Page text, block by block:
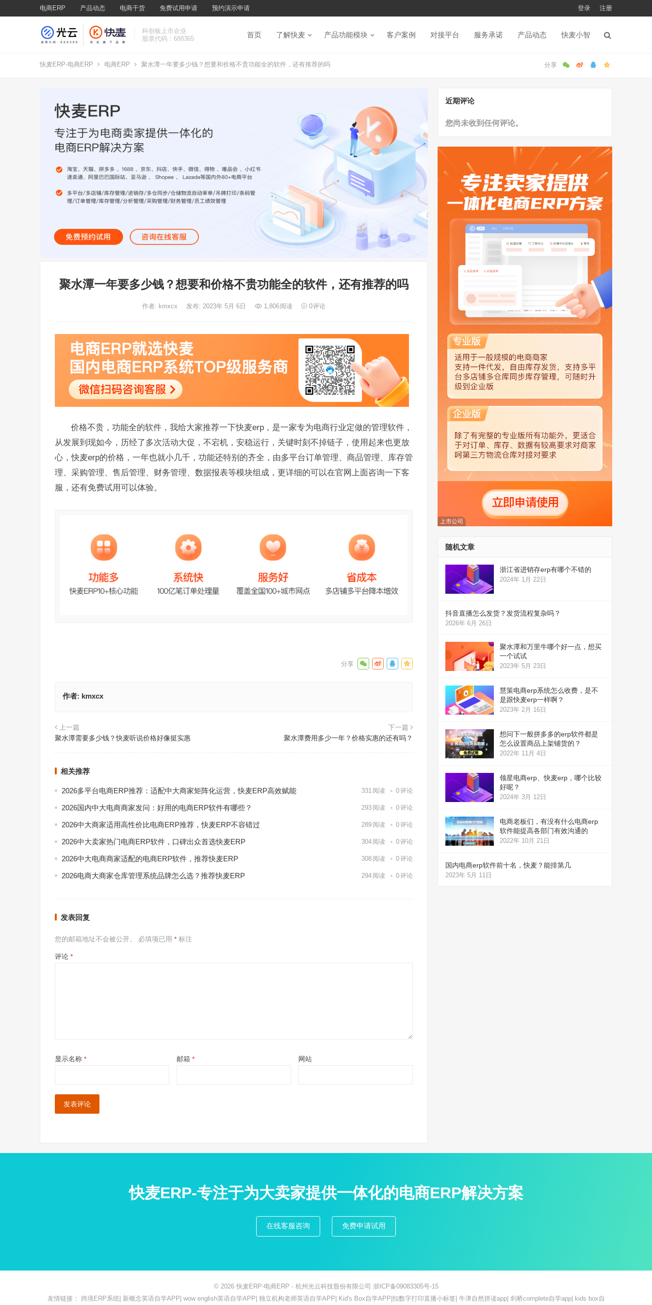
电商ERP 产品动态 电商干货 免费试用申请 预约演示申请 登录 注册
科创板上市企业
股票代码：688365
首页 了解快麦 产品功能模块 客户案例 对接平台 服务承诺 产品动态 快麦小智
快麦ERP-电商ERP 电商ERP 聚水潭一年要多少钱？想要和价格不贵功能全的软件，还有推荐的吗
聚水潭一年要多少钱？想要和价格不贵功能全的软件，还有推荐的吗
作者: kmxcx 发布: 2023年 5月 6日 1,806阅读 0评论
价格不贵，功能全的软件，我给大家推荐一下快麦erp，是一家专为电商行业定做的管理软件，
从发展到现如今，历经了多次活动大促，不宕机，安稳运行，关键时刻不掉链子，使用起来也更放
心，快麦erp的价格，一年也就小几千，功能还特别的齐全，由多平台订单管理、商品管理、库存管
理、采购管理、售后管理、财务管理、数据报表等模块组成，更详细的可以在官网上面咨询一下客
服，还有免费试用可以体验。
作者: kmxcx
上一篇
聚水潭需要多少钱？快麦听说价格好像挺实惠
下一篇
聚水潭费用多少一年？价格实惠的还有吗？
相关推荐
2026多平台电商ERP推荐：适配中大商家矩阵化运营，快麦ERP高效赋能 331 阅读 0评论
2026国内中大电商商家发问：好用的电商ERP软件有哪些？ 293 阅读 0评论
2026中大商家适用高性价比电商ERP推荐，快麦ERP不容错过 289 阅读 0评论
2026中大卖家热门电商ERP软件，口碑出众首选快麦ERP 304 阅读 0评论
2026中大电商商家适配的电商ERP软件，推荐快麦ERP 308 阅读 0评论
2026电商大商家仓库管理系统品牌怎么选？推荐快麦ERP 294 阅读 0评论
发表回复
您的邮箱地址不会被公开。 必填项已用 * 标注
评论 *
显示名称 * 邮箱 * 网站
近期评论
您尚未收到任何评论。
上市公司
随机文章
浙江省进销存erp有哪个不错的
2024年 1月 22日
抖音直播怎么发货？发货流程复杂吗？
2026年 6月 26日
聚水潭和万里牛哪个好一点，想买
一个试试
2023年 5月 23日
慧策电商erp系统怎么收费，是不
是跟快麦erp一样啊？
2023年 2月 16日
想问下一般拼多多的erp软件都是
怎么设置商品上架铺货的？
2022年 11月 4日
领星电商erp、快麦erp，哪个比较
好呢？
2024年 3月 12日
电商老板们，有没有什么电商erp
软件能提高各部门有效沟通的
2022年 10月 21日
国内电商erp软件前十名，快麦？能排第几
2023年 5月 11日
快麦ERP-专注于为大卖家提供一体化的电商ERP解决方案
在线客服咨询 免费申请试用
© 2026 快麦ERP-电商ERP - 杭州光云科技股份有限公司 浙ICP备09083305号-15
友情链接： 跨境ERP系统| 新概念英语自学APP| wow english英语自学APP| 独立机构老师英语自学APP| Kid's Box自学APP|扣数字打印直播小标签| 牛津自然拼读app| 剑桥complete自学app| kids box自